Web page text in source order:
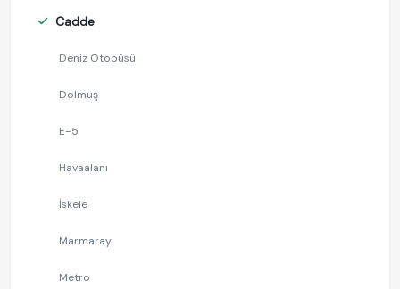
Cadde
Deniz Otobüsü
Dolmuş
E-5
Havaalanı
İskele
Marmaray
Metro